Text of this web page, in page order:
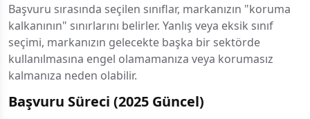
Başvuru sırasında seçilen sınıflar, markanızın "koruma
kalkanının" sınırlarını belirler. Yanlış veya eksik sınıf
seçimi, markanızın gelecekte başka bir sektörde
kullanılmasına engel olamamanıza veya korumasız
kalmanıza neden olabilir.
Başvuru Süreci (2025 Güncel)